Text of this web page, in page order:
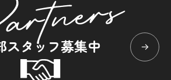
スタッフ募集中